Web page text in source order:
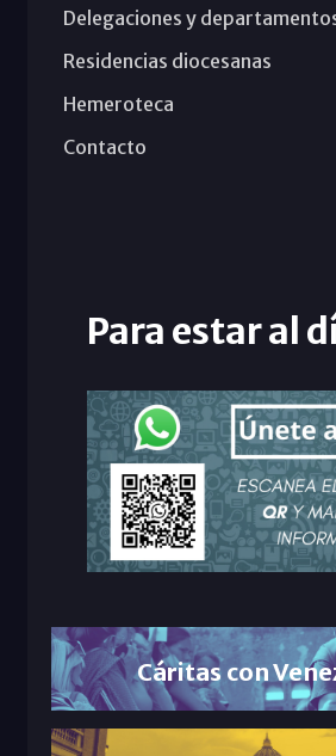
Delegaciones y
Residencias diocesanas
Hemeroteca
Contacto
Para estar al
Cáritas con